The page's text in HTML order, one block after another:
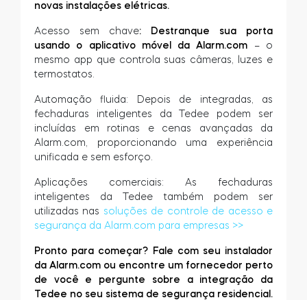
novas instalações elétricas.
Acesso sem chave: Destranque sua porta
usando o aplicativo móvel da Alarm.com – o
mesmo app que controla suas câmeras, luzes e
termostatos.
Automação fluida: Depois de integradas, as
fechaduras inteligentes da Tedee podem ser
incluídas em rotinas e cenas avançadas da
Alarm.com, proporcionando uma experiência
unificada e sem esforço.
Aplicações comerciais: As fechaduras
inteligentes da Tedee também podem ser
utilizadas nas soluções de controle de acesso e
segurança da Alarm.com para empresas >>
Pronto para começar? Fale com seu instalador
da Alarm.com ou encontre um fornecedor perto
de você e pergunte sobre a integração da
Tedee no seu sistema de segurança residencial.